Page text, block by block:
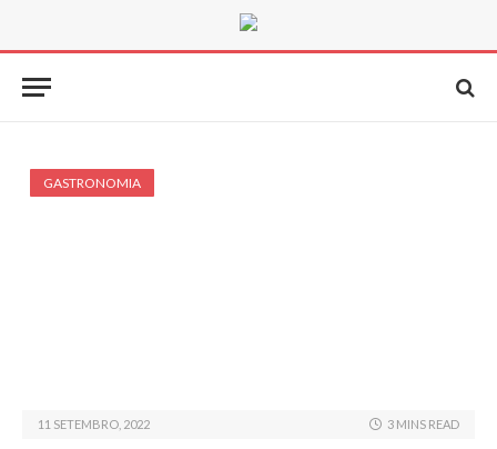
GASTRONOMIA
11 SETEMBRO, 2022 3 MINS READ